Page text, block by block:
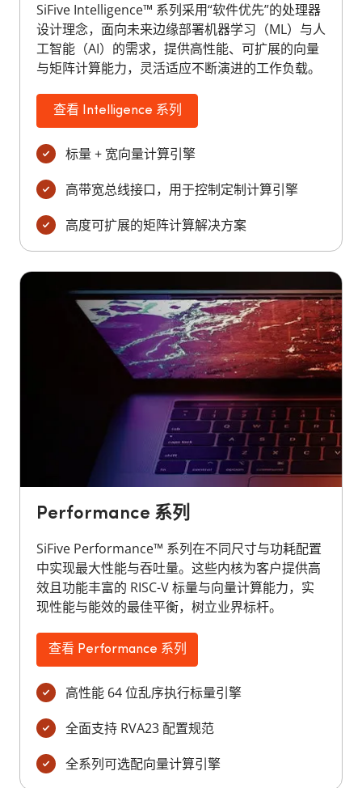
SiFive Intelligence™ 系列采用“软件优先”的处理器
设计理念，面向未来边缘部署机器学习（ML）与人
工智能（AI）的需求，提供高性能、可扩展的向量
与矩阵计算能力，灵活适应不断演进的工作负载。
查看 Intelligence 系列
标量 + 宽向量计算引擎
高带宽总线接口，用于控制定制计算引擎
高度可扩展的矩阵计算解决方案
Performance 系列
SiFive Performance™ 系列在不同尺寸与功耗配置
中实现最大性能与吞吐量。这些内核为客户提供高
效且功能丰富的 RISC-V 标量与向量计算能力，实
现性能与能效的最佳平衡，树立业界标杆。
查看 Performance 系列
高性能 64 位乱序执行标量引擎
全面支持 RVA23 配置规范
全系列可选配向量计算引擎